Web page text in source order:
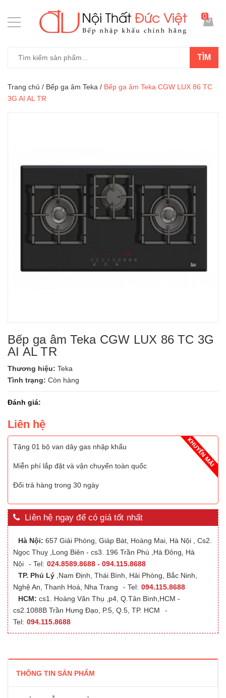
TÌM
0
Trang chủ / Bếp ga âm Teka / Bếp ga âm Teka CGW LUX 86 TC
3G AI AL TR
Bếp ga âm Teka CGW LUX 86 TC 3G
AI AL TR
Thương hiệu: Teka
Tình trạng: Còn hàng
Đánh giá:
Liên hệ
Tặng 01 bộ van dây gas nhập khẩu
Miễn phí lắp đặt và vận chuyển toàn quốc
Đổi trả hàng trong 30 ngày
Liên hệ ngay để có giá tốt nhất
Hà Nội: 657 Giải Phóng, Giáp Bát, Hoàng Mai, Hà Nội , Cs2.
Ngọc Thuỵ ,Long Biên - cs3. 196 Trần Phú ,Hà Đông, Hà
Nội
- Tel: 024.8589.8688 - 094.115.8688
TP. Phủ Lý ,Nam Định, Thái Bình, Hải Phòng, Bắc Ninh,
Nghệ An, Thanh Hoá, Nha Trang
- Tel: 094.115.8688
HCM: cs1. Hoàng Văn Thụ ,p4, Q.Tân Bình,HCM -
cs2.1088B Trần Hưng Đạo, P.5, Q.5, TP. HCM
-
Tel: 094.115.8688
THÔNG TIN SẢN PHẨM